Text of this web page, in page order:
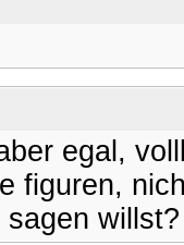
egal,
figuren,
willst?